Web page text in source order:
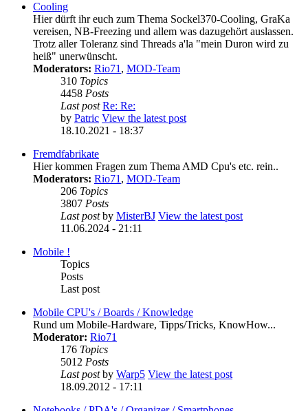
Cooling
Hier dürft ihr euch zum Thema Sockel370-Cooling, GraKa
vereisen, NB-Freezing und allem was dazugehört auslassen.
Trotz aller Toleranz sind Threads a'la "mein Duron wird zu
heiß" unerwünscht.
Moderators: Rio71, MOD-Team
310 Topics
4458 Posts
Last post Re: Re:
by Patric View the latest post
18.10.2021 - 18:37
Fremdfabrikate
Hier kommen Fragen zum Thema AMD Cpu's etc. rein..
Moderators: Rio71, MOD-Team
206 Topics
3807 Posts
Last postby MisterBJ View the latest post
11.06.2024 - 21:11
Mobile !
Topics
Posts
Last post
Mobile CPU's / Boards / Knowledge
Rund um Mobile-Hardware, Tipps/Tricks, KnowHow...
Moderator: Rio71
176 Topics
5012 Posts
Last postby Warp5 View the latest post
18.09.2012 - 17:11